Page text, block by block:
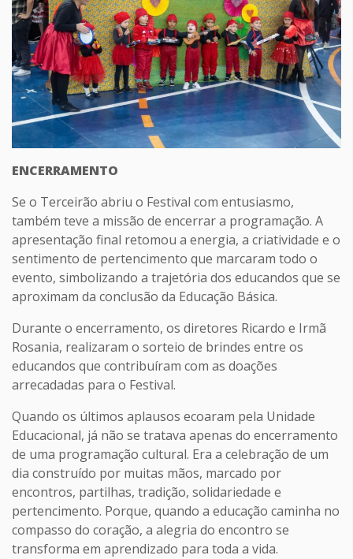
ENCERRAMENTO
Se o Terceirão abriu o Festival com entusiasmo,
também teve a missão de encerrar a programação. A
apresentação final retomou a energia, a criatividade e o
sentimento de pertencimento que marcaram todo o
evento, simbolizando a trajetória dos educandos que se
aproximam da conclusão da Educação Básica.
Durante o encerramento, os diretores Ricardo e Irmã
Rosania, realizaram o sorteio de brindes entre os
educandos que contribuíram com as doações
arrecadadas para o Festival.
Quando os últimos aplausos ecoaram pela Unidade
Educacional, já não se tratava apenas do encerramento
de uma programação cultural. Era a celebração de um
dia construído por muitas mãos, marcado por
encontros, partilhas, tradição, solidariedade e
pertencimento. Porque, quando a educação caminha no
compasso do coração, a alegria do encontro se
transforma em aprendizado para toda a vida.